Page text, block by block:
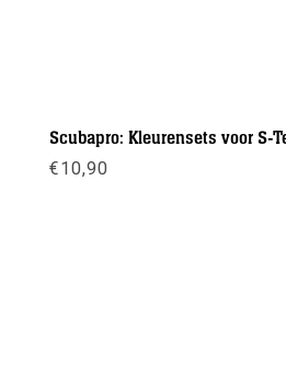
Scubapro: Kleurensets voor S-
€10,90